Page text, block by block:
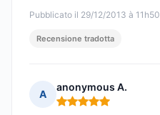
Pubblicato il 29/12/2013 à 11h50
Recensione tradotta
A
anonymous A.
Nota: 5 su 5